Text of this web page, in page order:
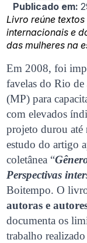
Publicado em:
Livro reúne
internacionais e
das mulheres na
Em 2008, foi
favelas do Rio
(MP) para
com elevados
projeto durou até
estudo do artigo
coletânea “
Perspectivas
Boitempo. O
autoras e
documenta os
trabalho